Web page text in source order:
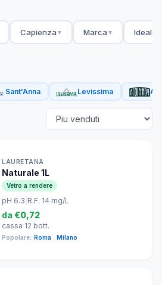
Capienza ▼ Marca ▼ Ideale
Sant'Anna Levissima
LAURETANA
Naturale 1L
Vetro a rendere
pH 6.3 R.F. 14 mg/L
da €0,72
cassa 12 bott.
Popolare: Roma Milano